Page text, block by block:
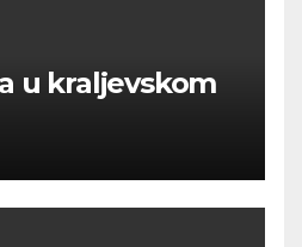
u kraljevskom